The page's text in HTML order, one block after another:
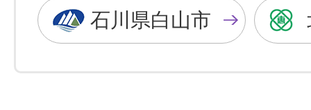
色
に
色
に
石川県白山市